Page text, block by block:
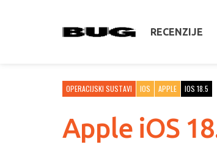
RECENZIJE
OPERACIJSKI SUSTAVI IOS APPLE IOS 18.5
Apple iOS